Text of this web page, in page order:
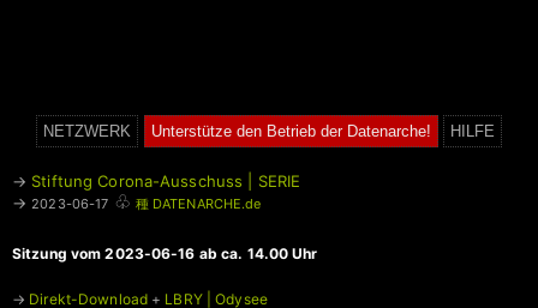
NETZWERK Unterstütze den Betrieb der Datenarche! HILFE
→ Stiftung Corona-Ausschuss | SERIE
→ 2023-06-17 ♧ 種 DATENARCHE.de
Sitzung vom 2023-06-16 ab ca. 14.00 Uhr
→ Direkt-Download + LBRY | Odysee